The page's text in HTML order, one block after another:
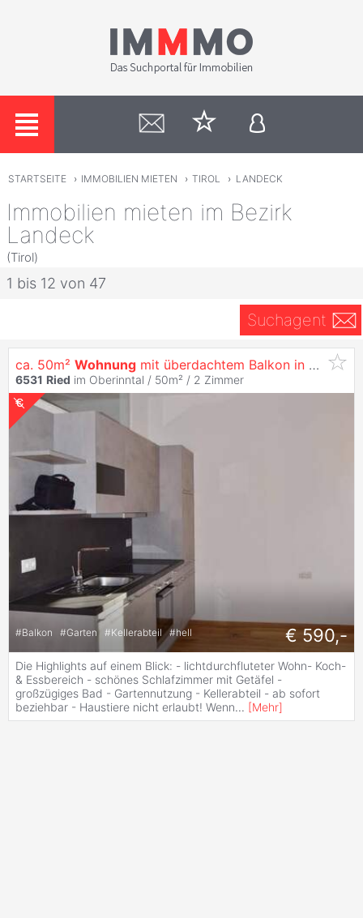
STARTSEITE › IMMOBILIEN MIETEN › TIROL › LANDECK
Immobilien mieten im Bezirk
Landeck
(Tirol)
1 bis 12 von 47
Suchagent
ca. 50m² Wohnung mit überdachtem Balkon in TOP Zustand zu vermieten!
6531 Ried im Oberinntal / 50m² / 2 Zimmer
#Balkon #Garten #Kellerabteil #hell € 590,-
Die Highlights auf einem Blick: - lichtdurchfluteter Wohn- Koch-
& Essbereich - schönes Schlafzimmer mit Getäfel -
großzügiges Bad - Gartennutzung - Kellerabteil - ab sofort
beziehbar - Haustiere nicht erlaubt! Wenn... [Mehr]